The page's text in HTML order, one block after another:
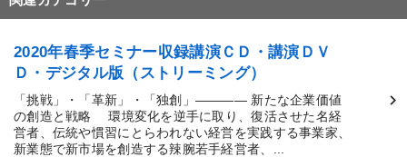
2020年春季セミナー収録講演ＣＤ・講演ＤＶ
Ｄ・デジタル版（ストリーミング）
「挑戦」・「革新」・「独創」―――― 新たな企業価値
の創造と戦略 環境変化を逆手に取り、復活させた名経
営者、伝統や慣習にとらわれない経営を実践する事業家、
新業態で新市場を創造する辣腕若手経営者、...